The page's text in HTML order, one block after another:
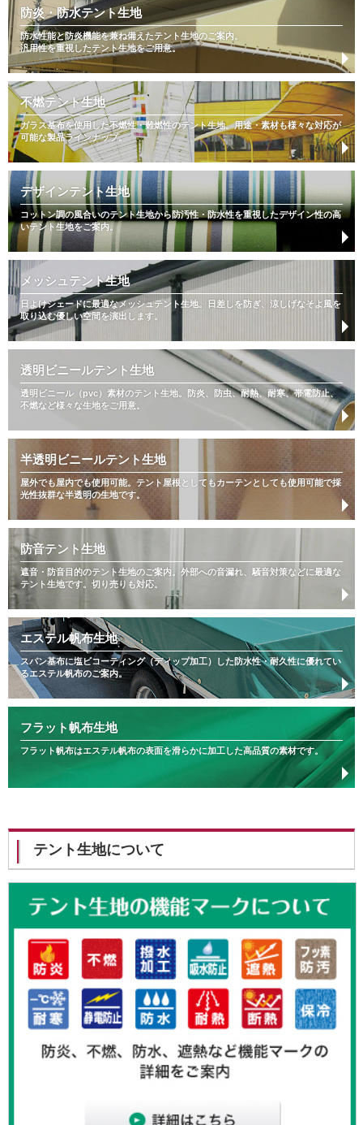
防炎・防水テント生地
防水性能と防炎機能を兼ね備えたテント生地のご案内。
汎用性を重視したテント生地をご用意。
不燃テント生地
ガラス基布を使用した不燃性・難燃性のテント生地。用途・素材も様々な対応が
可能な製品ラインナップ。
デザインテント生地
コットン調の風合いのテント生地から防汚性・防水性を重視したデザイン性の高
いテント生地をご案内。
メッシュテント生地
日よけシェードに最適なメッシュテント生地。日差しを防ぎ、涼しげなそよ風を
取り込む優しい空間を演出します。
透明ビニールテント生地
透明ビニール（pvc）素材のテント生地。防炎、防虫、耐熱、耐寒、帯電防止、
不燃など様々な生地をご用意。
半透明ビニールテント生地
屋外でも屋内でも使用可能。テント屋根としてもカーテンとしても使用可能で採
光性抜群な半透明の生地です。
防音テント生地
遮音・防音目的のテント生地のご案内。外部への音漏れ、騒音対策などに最適な
テント生地です。切り売りも対応。
エステル帆布生地
スパン基布に塩ビコーティング（ディップ加工）した防水性・耐久性に優れてい
るエステル帆布のご案内。
フラット帆布生地
フラット帆布はエステル帆布の表面を滑らかに加工した高品質の素材です。
テント生地について